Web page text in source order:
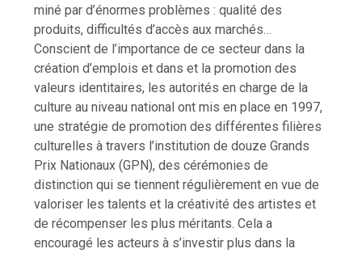
miné par d’énormes problèmes : qualité des
produits, difficultés d’accès aux marchés…
Conscient de l’importance de ce secteur dans la
création d’emplois et dans et la promotion des
valeurs identitaires, les autorités en charge de la
culture au niveau national ont mis en place en 1997,
une stratégie de promotion des différentes filières
culturelles à travers l’institution de douze Grands
Prix Nationaux (GPN), des cérémonies de
distinction qui se tiennent régulièrement en vue de
valoriser les talents et la créativité des artistes et
de récompenser les plus méritants. Cela a
encouragé les acteurs à s’investir plus dans la